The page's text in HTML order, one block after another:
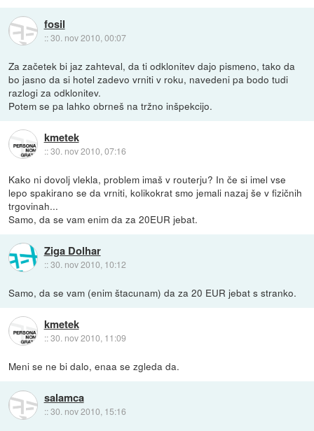
fosil
::30. nov 2010, 00:07
Za začetek bi jaz zahteval, da ti odklonitev dajo pismeno, tako da
bo jasno da si hotel zadevo vrniti v roku, navedeni pa bodo tudi
razlogi za odklonitev.
Potem se pa lahko obrneš na tržno inšpekcijo.
kmetek
::30. nov 2010, 07:16
Kako ni dovolj vlekla, problem imaš v routerju? In če si imel vse
lepo spakirano se da vrniti, kolikokrat smo jemali nazaj še v fizičnih
trgovinah...
Samo, da se vam enim da za 20EUR jebat.
Ziga Dolhar
::30. nov 2010, 10:12
Samo, da se vam (enim štacunam) da za 20 EUR jebat s stranko.
kmetek
::30. nov 2010, 11:09
Meni se ne bi dalo, enaa se zgleda da.
salamca
::30. nov 2010, 15:16